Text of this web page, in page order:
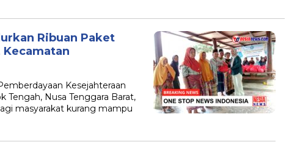
Ribuan Paket
Kecamatan
Kesejahteraan
Tengah, Nusa Tenggara Barat,
masyarakat kurang mampu